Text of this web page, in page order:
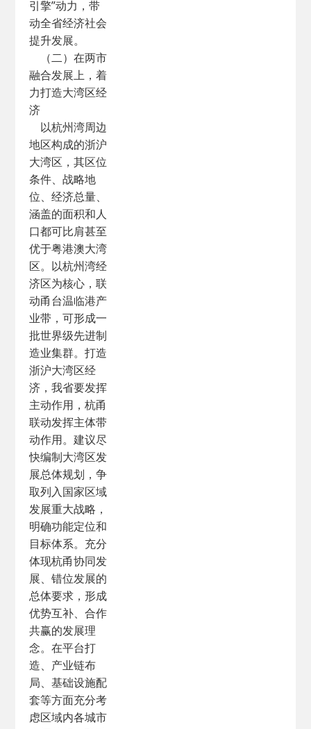
引擎”动力，带
动全省经济社会
提升发展。
（二）在两市
融合发展上，着
力打造大湾区经
济
以杭州湾周边
地区构成的浙沪
大湾区，其区位
条件、战略地
位、经济总量、
涵盖的面积和人
口都可比肩甚至
优于粤港澳大湾
区。以杭州湾经
济区为核心，联
动甬台温临港产
业带，可形成一
批世界级先进制
造业集群。打造
浙沪大湾区经
济，我省要发挥
主动作用，杭甬
联动发挥主体带
动作用。建议尽
快编制大湾区发
展总体规划，争
取列入国家区域
发展重大战略，
明确功能定位和
目标体系。充分
体现杭甬协同发
展、错位发展的
总体要求，形成
优势互补、合作
共赢的发展理
念。在平台打
造、产业链布
局、基础设施配
套等方面充分考
虑区域内各城市